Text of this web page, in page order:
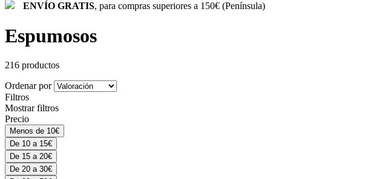
ENVÍO GRATIS, para compras superiores a 150€ (Península)
Espumosos
216 productos
Ordenar por
Filtros
Mostrar filtros
Precio
Menos de 10€
De 10 a 15€
De 15 a 20€
De 20 a 30€